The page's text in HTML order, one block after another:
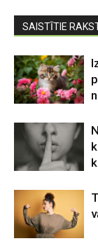
SAISTĪTIE